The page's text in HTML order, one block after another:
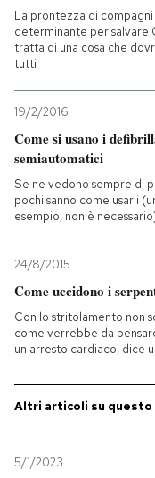
Cultura
Economia
PODCAST
NEWSLETTER
SHOP
La prontezza di
determinante per salvare
tratta di una cosa che
tutti
19/2/2016
Come si usano i
semiautomatici
Se ne vedono sempre di
pochi sanno come usarli
esempio, non è
24/8/2015
Come uccidono i
Con lo stritolamento non
come verrebbe da
un arresto cardiaco, dice
Altri articoli su questo
5/1/2023